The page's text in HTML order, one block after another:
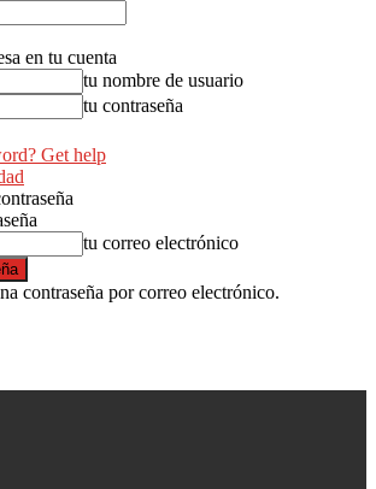
en tu cuenta
tu nombre de usuario
tu contraseña
Get help
tu correo electrónico
contraseña por correo electrónico.